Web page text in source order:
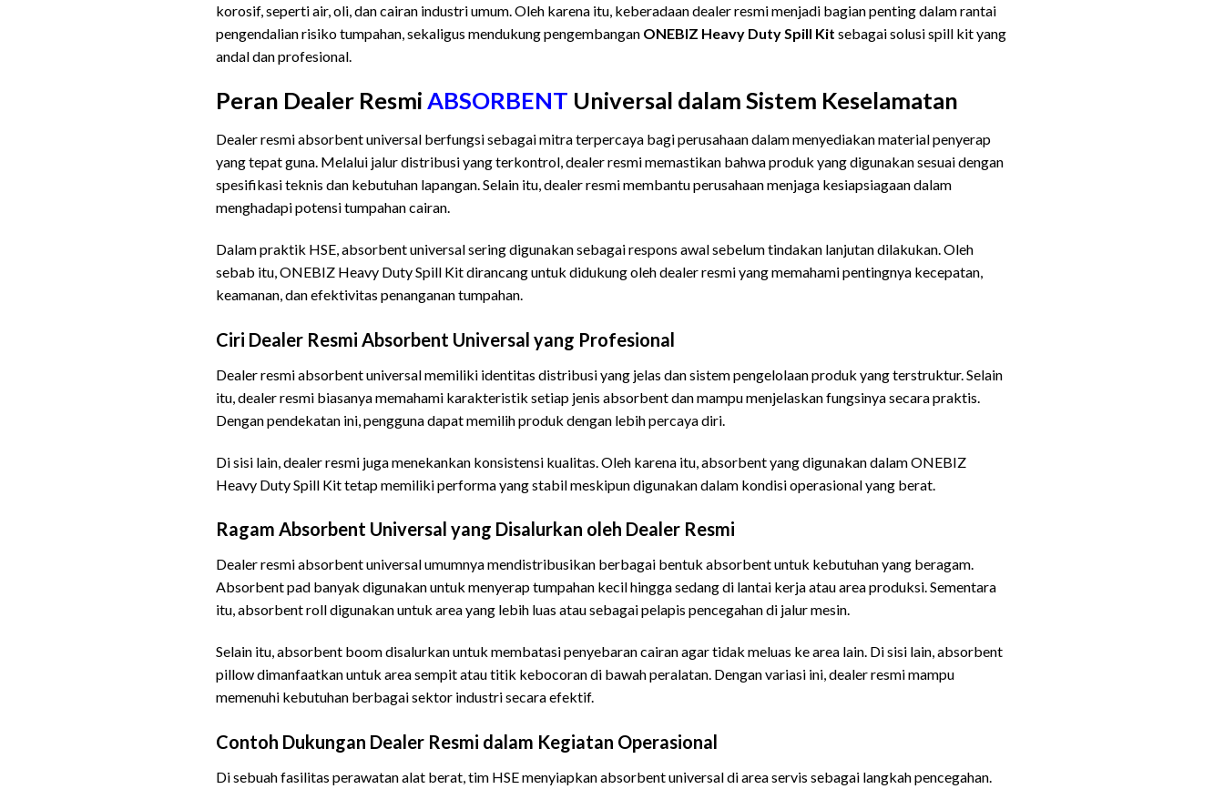
korosif, seperti air, oli, dan cairan industri umum. Oleh karena itu, keberadaan dealer resmi menjadi bagian penting dalam rantai
pengendalian risiko tumpahan, sekaligus mendukung pengembangan ONEBIZ Heavy Duty Spill Kit sebagai solusi spill kit yang
andal dan profesional.
Peran Dealer Resmi ABSORBENT Universal dalam Sistem Keselamatan
Dealer resmi absorbent universal berfungsi sebagai mitra terpercaya bagi perusahaan dalam menyediakan material penyerap
yang tepat guna. Melalui jalur distribusi yang terkontrol, dealer resmi memastikan bahwa produk yang digunakan sesuai dengan
spesifikasi teknis dan kebutuhan lapangan. Selain itu, dealer resmi membantu perusahaan menjaga kesiapsiagaan dalam
menghadapi potensi tumpahan cairan.
Dalam praktik HSE, absorbent universal sering digunakan sebagai respons awal sebelum tindakan lanjutan dilakukan. Oleh
sebab itu, ONEBIZ Heavy Duty Spill Kit dirancang untuk didukung oleh dealer resmi yang memahami pentingnya kecepatan,
keamanan, dan efektivitas penanganan tumpahan.
Ciri Dealer Resmi Absorbent Universal yang Profesional
Dealer resmi absorbent universal memiliki identitas distribusi yang jelas dan sistem pengelolaan produk yang terstruktur. Selain
itu, dealer resmi biasanya memahami karakteristik setiap jenis absorbent dan mampu menjelaskan fungsinya secara praktis.
Dengan pendekatan ini, pengguna dapat memilih produk dengan lebih percaya diri.
Di sisi lain, dealer resmi juga menekankan konsistensi kualitas. Oleh karena itu, absorbent yang digunakan dalam ONEBIZ
Heavy Duty Spill Kit tetap memiliki performa yang stabil meskipun digunakan dalam kondisi operasional yang berat.
Ragam Absorbent Universal yang Disalurkan oleh Dealer Resmi
Dealer resmi absorbent universal umumnya mendistribusikan berbagai bentuk absorbent untuk kebutuhan yang beragam.
Absorbent pad banyak digunakan untuk menyerap tumpahan kecil hingga sedang di lantai kerja atau area produksi. Sementara
itu, absorbent roll digunakan untuk area yang lebih luas atau sebagai pelapis pencegahan di jalur mesin.
Selain itu, absorbent boom disalurkan untuk membatasi penyebaran cairan agar tidak meluas ke area lain. Di sisi lain, absorbent
pillow dimanfaatkan untuk area sempit atau titik kebocoran di bawah peralatan. Dengan variasi ini, dealer resmi mampu
memenuhi kebutuhan berbagai sektor industri secara efektif.
Contoh Dukungan Dealer Resmi dalam Kegiatan Operasional
Di sebuah fasilitas perawatan alat berat, tim HSE menyiapkan absorbent universal di area servis sebagai langkah pencegahan.